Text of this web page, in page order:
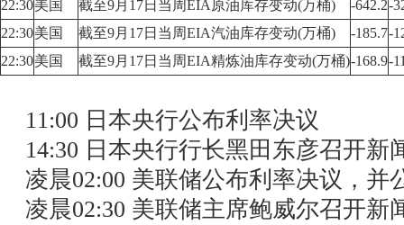
22:30美国 截至9月17日当周EIA原油库存变动(万桶) -642.2-
22:30美国 截至9月17日当周EIA汽油库存变动(万桶) -185.7-
22:30美国 截至9月17日当周EIA精炼油库存变动(万桶)-168.9-
11:00 日本央行公布利率决议
14:30 日本央行行长黑田东彦召开新
凌晨02:00 美联储公布利率决议，并
凌晨02:30 美联储主席鲍威尔召开新